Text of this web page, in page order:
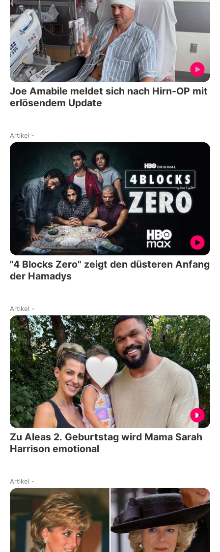
Joe Amabile meldet sich nach Hirn-OP mit
erlösendem Update
Artikel -
"4 Blocks Zero" zeigt den düsteren Anfang
der Hamadys
Artikel -
Zu Aleas 2. Geburtstag wird Mama Sarah
Harrison emotional
Artikel -